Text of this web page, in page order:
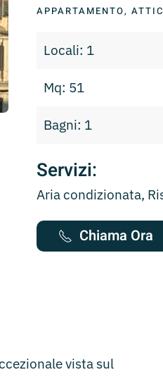
APPARTAMENTO,
Locali: 1
Mq: 51
Bagni: 1
Servizi:
Aria condizionata,
Chiama Ora
vista sul